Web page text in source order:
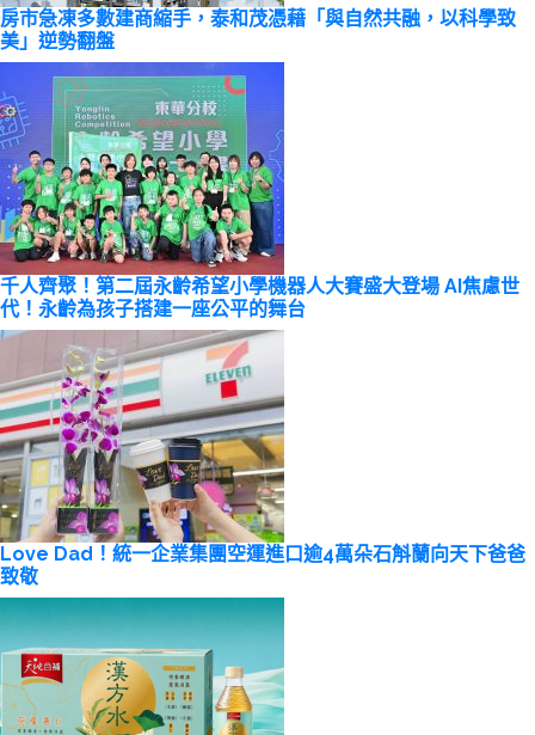
房市急凍多數建商縮手，泰和茂憑藉「與自然共融，以科學致
美」逆勢翻盤
千人齊聚！第二屆永齡希望小學機器人大賽盛大登場 AI焦慮世
代！永齡為孩子搭建一座公平的舞台
Love Dad！統一企業集團空運進口逾4萬朵石斛蘭向天下爸爸
致敬